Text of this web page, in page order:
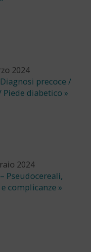
2024
precoce /
diabetico »
2024
Pseudocereali,
complicanze »